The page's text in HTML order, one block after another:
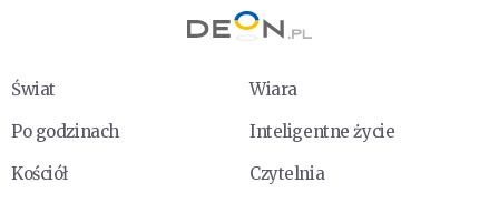
Świat
Wiara
Po godzinach
Inteligentne życie
Kościół
Czytelnia